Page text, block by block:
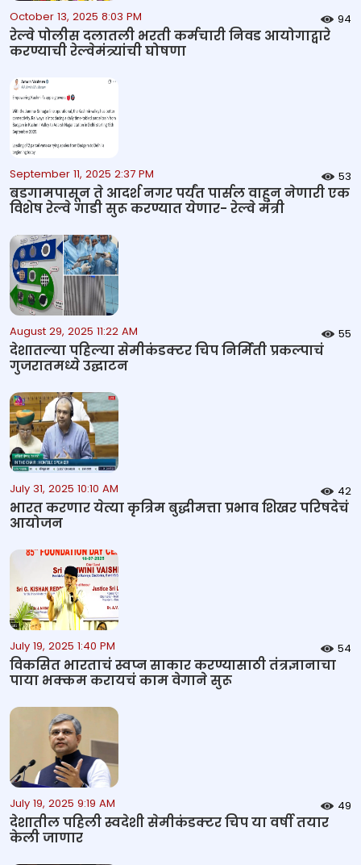
October 13, 2025 8:03 PM 94
रेल्वे पोलीस दलातली भरती कर्मचारी निवड आयोगाद्वारे
करण्याची रेल्वेमंत्र्यांची घोषणा
September 11, 2025 2:37 PM 53
बडगामपासून ते आदर्श नगर पर्यंत पार्सल वाहून नेणारी एक
विशेष रेल्वे गाडी सुरू करण्यात येणार- रेल्वे मंत्री
August 29, 2025 11:22 AM 55
देशातल्या पहिल्या सेमीकंडक्टर चिप निर्मिती प्रकल्पाचं
गुजरातमध्ये उद्घाटन
July 31, 2025 10:10 AM 42
भारत करणार येत्या कृत्रिम बुद्धीमत्ता प्रभाव शिखर परिषदेचं
आयोजन
July 19, 2025 1:40 PM 54
विकसित भारताचं स्वप्न साकार करण्यासाठी तंत्रज्ञानाचा
पाया भक्कम करायचं काम वेगाने सुरू
July 19, 2025 9:19 AM 49
देशातील पहिली स्वदेशी सेमीकंडक्टर चिप या वर्षी तयार
केली जाणार